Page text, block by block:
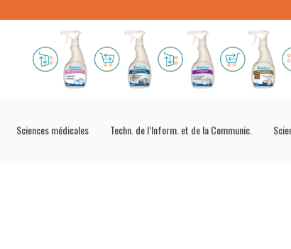
Sciences médicales Techn. de l’Inform. et de la Communic.